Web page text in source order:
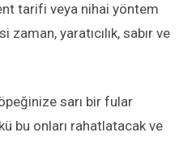
tarifi veya nihai yöntem
yaratıcılık, sabır ve
sarı bir fular
bu onları rahatlatacak ve